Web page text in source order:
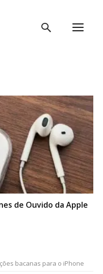
de Ouvido da Apple
bacanas para o iPhone